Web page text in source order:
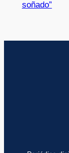
soñado”